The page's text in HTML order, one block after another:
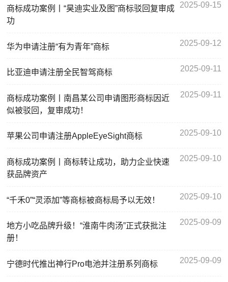
商标成功案例丨“昊迪实业及图”商标驳回复审成
功
2025-09-15
华为申请注册“有为青年”商标 2025-09-12
比亚迪申请注册全民智驾商标 2025-09-11
商标成功案例丨南昌某公司申请图形商标因近
似被驳回，复审成功！
2025-09-11
苹果公司申请注册AppleEyeSight商标 2025-09-10
商标成功案例丨商标转让成功，助力企业快速
获品牌资产
2025-09-10
“千禾0”“灵添加”等商标被商标局予以无效！ 2025-09-10
地方小吃品牌升级！“淮南牛肉汤”正式获批注
册！
2025-09-09
宁德时代推出神行Pro电池并注册系列商标 2025-09-09